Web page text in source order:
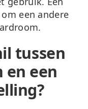
een andere
tussen
en een